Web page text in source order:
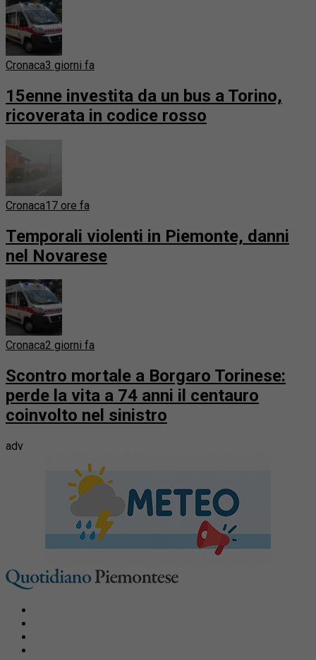
Cronaca3 giorni fa
15enne investita da un bus a Torino,
ricoverata in codice rosso
Cronaca17 ore fa
Temporali violenti in Piemonte, danni
nel Novarese
Cronaca2 giorni fa
Scontro mortale a Borgaro Torinese:
perde la vita a 74 anni il centauro
coinvolto nel sinistro
adv